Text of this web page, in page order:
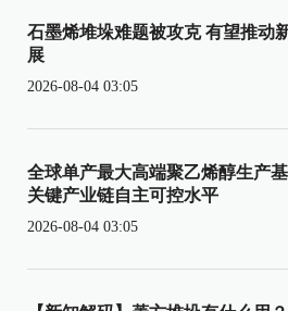
石墨烯堆垛难题被攻克 有望推动
展
2026-08-04 03:05
全球单产最大高端聚乙烯醇生产
关键产业链自主可控水平
2026-08-04 03:05